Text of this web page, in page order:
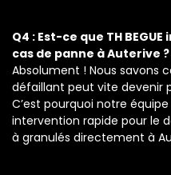
Q4 : Est-ce que TH
cas de panne à Auterive ?
Absolument ! Nous savons
défaillant peut vite devenir
C’est pourquoi notre
intervention rapide pour le
à granulés directement à